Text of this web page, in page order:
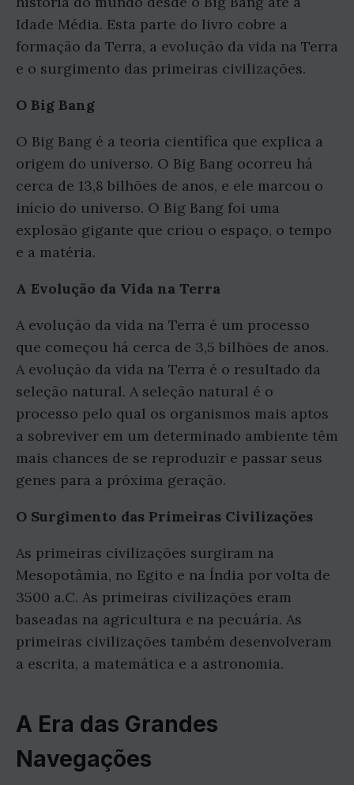
Idade Média. Esta parte do livro cobre a
formação da Terra, a evolução da vida na Terra
e o surgimento das primeiras civilizações.
O Big Bang
O Big Bang é a teoria científica que explica a
origem do universo. O Big Bang ocorreu há
cerca de 13,8 bilhões de anos, e ele marcou o
início do universo. O Big Bang foi uma
explosão gigante que criou o espaço, o tempo
e a matéria.
A Evolução da Vida na Terra
A evolução da vida na Terra é um processo
que começou há cerca de 3,5 bilhões de anos.
A evolução da vida na Terra é o resultado da
seleção natural. A seleção natural é o
processo pelo qual os organismos mais aptos
a sobreviver em um determinado ambiente têm
mais chances de se reproduzir e passar seus
genes para a próxima geração.
O Surgimento das Primeiras Civilizações
As primeiras civilizações surgiram na
Mesopotâmia, no Egito e na Índia por volta de
3500 a.C. As primeiras civilizações eram
baseadas na agricultura e na pecuária. As
primeiras civilizações também desenvolveram
a escrita, a matemática e a astronomia.
A Era das Grandes
Navegações